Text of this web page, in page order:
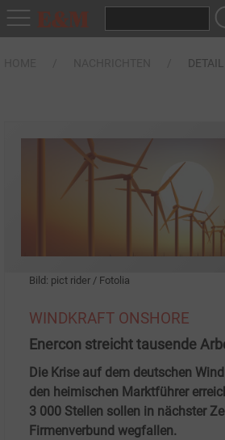
DETAIL
Bild: pict rider / Fotolia
WINDKRAFT ONSHORE
Enercon streicht tausende
Die Krise auf dem deutschen
den heimischen Marktführer
3 000 Stellen sollen in nächster
Firmenverbund wegfallen.